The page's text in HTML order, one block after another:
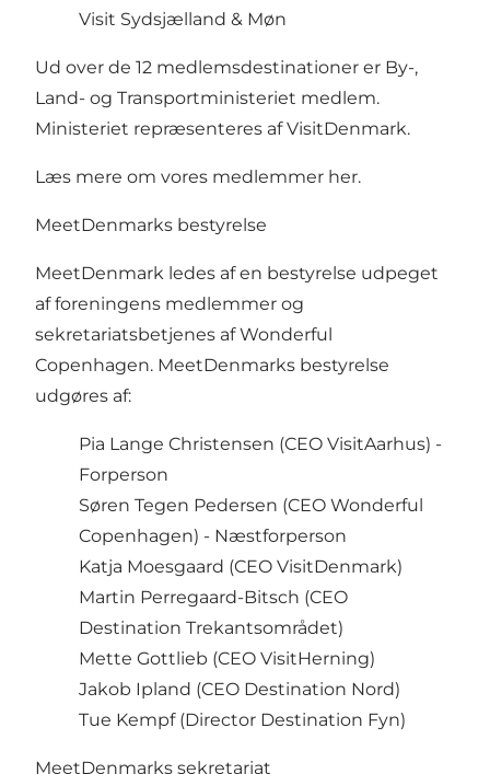
Visit Sydsjælland & Møn
Ud over de 12 medlemsdestinationer er By-,
Land- og Transportministeriet medlem.
Ministeriet repræsenteres af VisitDenmark.
Læs mere om vores medlemmer her.
MeetDenmarks bestyrelse
MeetDenmark ledes af en bestyrelse udpeget
af foreningens medlemmer og
sekretariatsbetjenes af Wonderful
Copenhagen. MeetDenmarks bestyrelse
udgøres af:
Pia Lange Christensen (CEO VisitAarhus) -
Forperson
Søren Tegen Pedersen (CEO Wonderful
Copenhagen) - Næstforperson
Katja Moesgaard (CEO VisitDenmark)
Martin Perregaard-Bitsch (CEO
Destination Trekantsområdet)
Mette Gottlieb (CEO VisitHerning)
Jakob Ipland (CEO Destination Nord)
Tue Kempf(Director Destination Fyn)
MeetDenmarks sekretariat